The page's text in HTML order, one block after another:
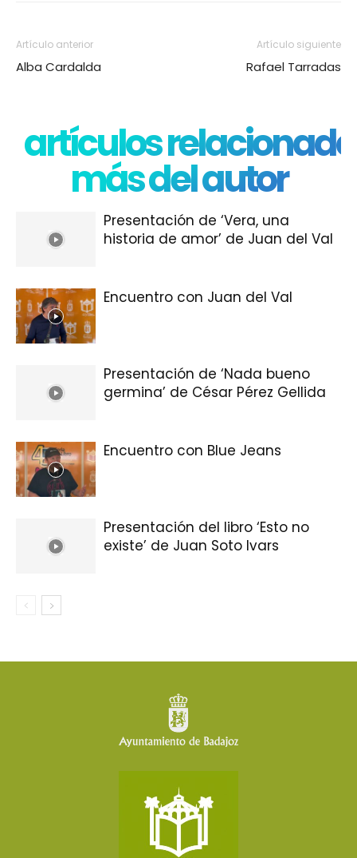
Artículo anterior
Alba Cardalda
Artículo siguiente
Rafael Tarradas
artículos
más del autor
Presentación de ‘Vera, una
historia de amor’ de Juan del Val
Encuentro con Juan del Val
Presentación de ‘Nada bueno
germina’ de César Pérez Gellida
Encuentro con Blue Jeans
Presentación del libro ‘Esto no
existe’ de Juan Soto Ivars